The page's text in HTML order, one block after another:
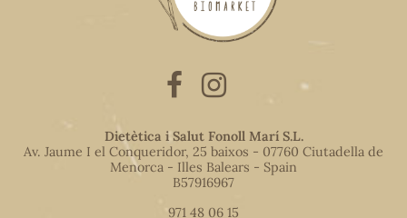
Dietètica i Salut Fonoll Marí S.L.
Av. Jaume I el Conqueridor, 25 baixos - 07760 Ciutadella de
Menorca - Illes Balears - Spain
B57916967
971 48 06 15